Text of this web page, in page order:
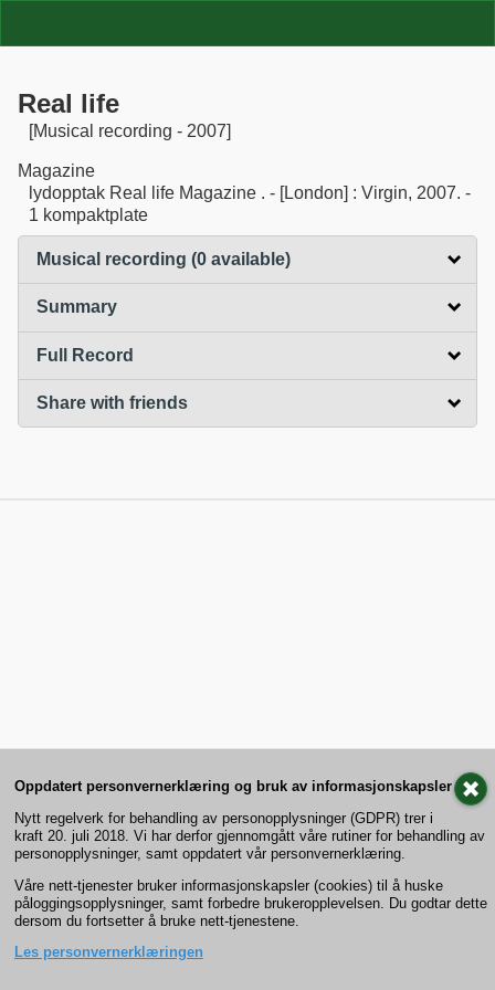
Real life
[Musical recording - 2007]
Magazine
lydopptak Real life Magazine . - [London] : Virgin, 2007. -
1 kompaktplate
Musical recording (0 available) click to expand contents
Summary
Full Record
Share with friends
Oppdatert personvernerklæring og bruk av informasjonskapsler
Nytt regelverk for behandling av personopplysninger (GDPR) trer i
kraft 20. juli 2018. Vi har derfor gjennomgått våre rutiner for behandling av
personopplysninger, samt oppdatert vår personvernerklæring.
Våre nett-tjenester bruker informasjonskapsler (cookies) til å huske
påloggingsopplysninger, samt forbedre brukeropplevelsen. Du godtar dette
dersom du fortsetter å bruke nett-tjenestene.
Les personvernerklæringen